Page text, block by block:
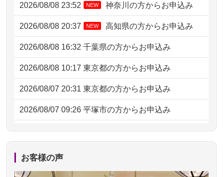
2026/08/08 23:52 NEW 神奈川の方からお申込み
2026/08/08 20:37 NEW 高知県の方からお申込み
2026/08/08 16:32 千葉県の方からお申込み
2026/08/08 10:17 東京都の方からお申込み
2026/08/07 20:31 東京都の方からお申込み
2026/08/07 09:26 平塚市の方からお申込み
2026/08/06 21:28 埼玉県の方からお申込み
2026/08/06 17:56
2026/08/06 10:06 茨城県の方からお申込み
お客様の声